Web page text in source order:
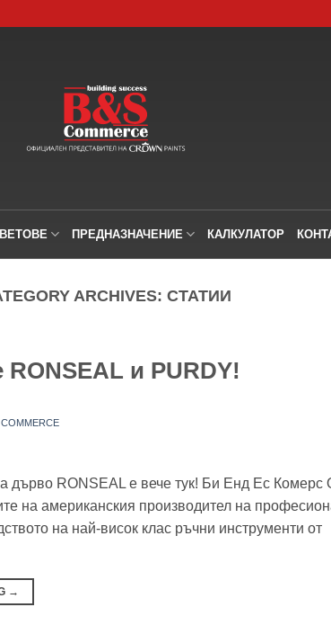
ПРЕДНАЗНАЧЕНИЕ КАЛКУЛАТОР
ARCHIVES: СТАТИИ
и PURDY!
COMMERCE
дърво RONSEAL е вече тук! Би Енд Ес
на американския производител на
на най-висок клас ръчни инструменти от
→